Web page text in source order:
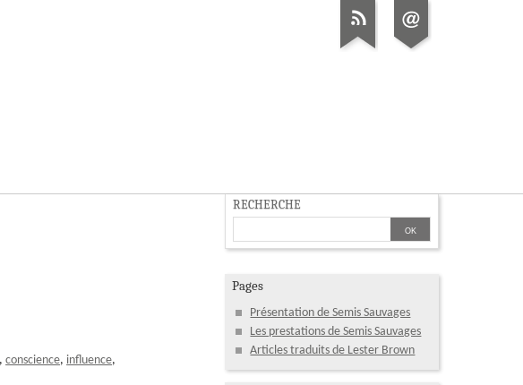
conscience influence
RECHERCHE
Pages
Présentation de Semis Sauvages
Les prestations de Semis Sauvages
Articles traduits de Lester Brown